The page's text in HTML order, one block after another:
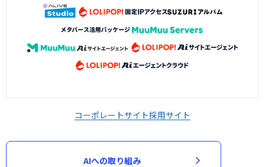
コーポレートサイト採用サイト
AIへの取り組み